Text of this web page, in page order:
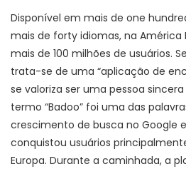
Disponível em mais de one
mais de forty idiomas, na
mais de 100 milhões de usuários.
trata-se de uma “aplicação de
se valoriza ser uma pessoa
termo “Badoo” foi uma das
crescimento de busca no Google
conquistou usuários
Europa. Durante a caminhada, a